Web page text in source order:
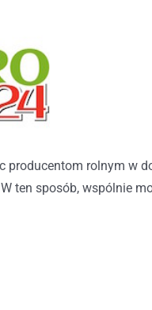
producentom rolnym w
ten sposób, wspólnie